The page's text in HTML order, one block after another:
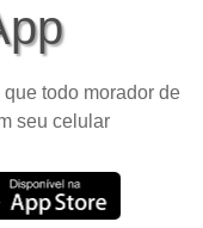
todo morador de
seu celular